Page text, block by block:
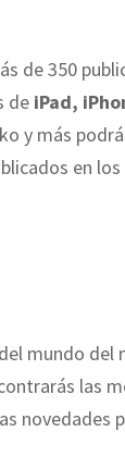
de 350
de iPad,
y más
en
mundo del
las
novedades